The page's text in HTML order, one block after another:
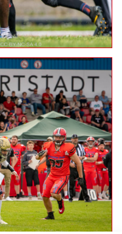
vs. Fulda Saints
vs. Mainz